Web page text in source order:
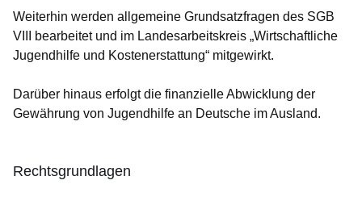
Weiterhin werden allgemeine Grundsatzfragen des SGB
VIII bearbeitet und im Landesarbeitskreis „Wirtschaftliche
Jugendhilfe und Kostenerstattung“ mitgewirkt.
Darüber hinaus erfolgt die finanzielle Abwicklung der
Gewährung von Jugendhilfe an Deutsche im Ausland.
Rechtsgrundlagen